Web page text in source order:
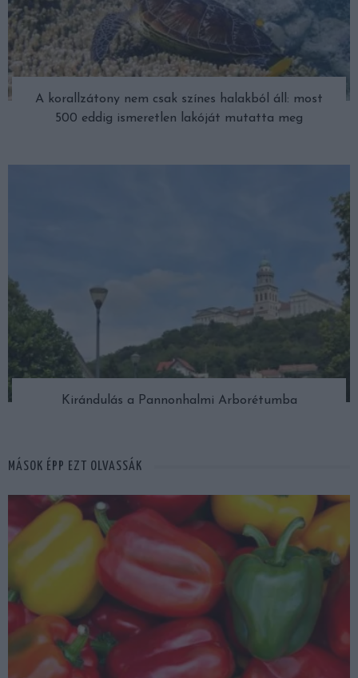
A korallzátony nem csak színes halakból áll: most
500 eddig ismeretlen lakóját mutatta meg
Kirándulás a Pannonhalmi Arborétumba
MÁSOK ÉPP EZT OLVASSÁK